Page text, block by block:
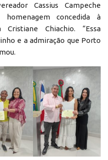
Cassius Campeche
concedida à
Chiachio. “Essa
e a admiração que Porto